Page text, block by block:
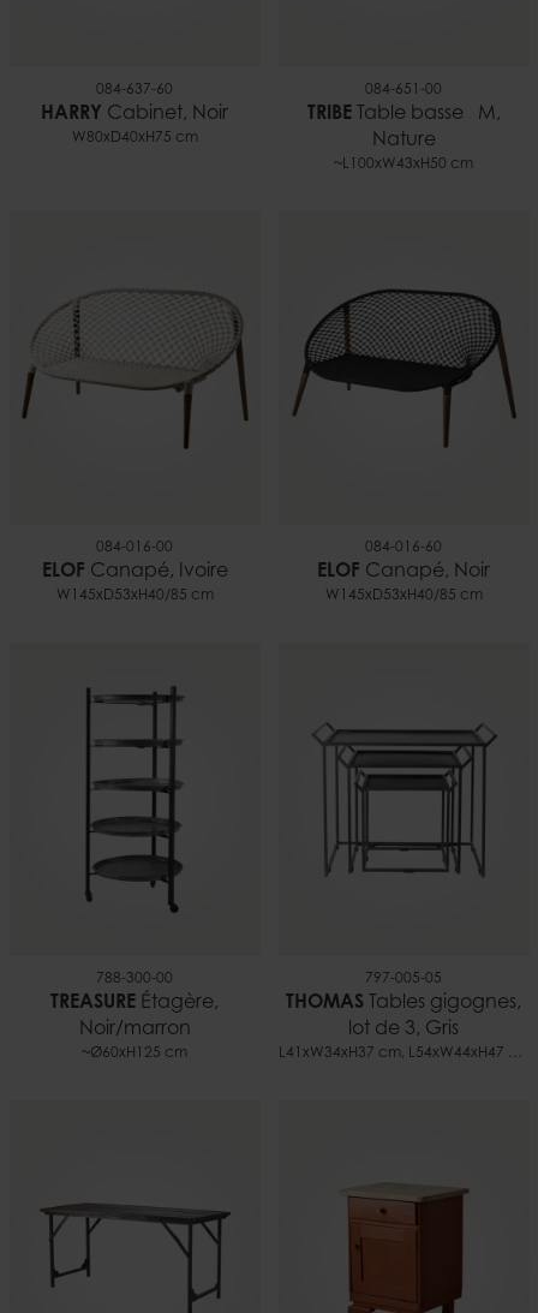
084-637-60
HARRY Cabinet, Noir
W80xD40xH75 cm
084-651-00
TRIBETable basse M,
Nature
~L100xW43xH50 cm
084-016-00
ELOF Canapé, Ivoire
W145xD53xH40/85 cm
084-016-60
ELOF Canapé, Noir
W145xD53xH40/85 cm
788-300-00
TREASURE Étagère,
Noir/marron
~Ø60xH125 cm
797-005-05
THOMAS Tables gigognes,
lot de 3, Gris
L41xW34xH37 cm, L54xW44xH47 cm, L72xW50xH57 cm